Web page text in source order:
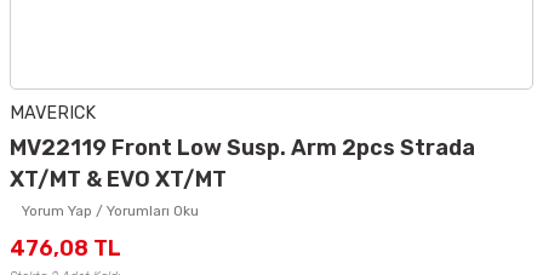
MAVERICK
MV22119 Front Low Susp. Arm 2pcs Strada
XT/MT & EVO XT/MT
Yorum Yap / Yorumları Oku
476,08 TL